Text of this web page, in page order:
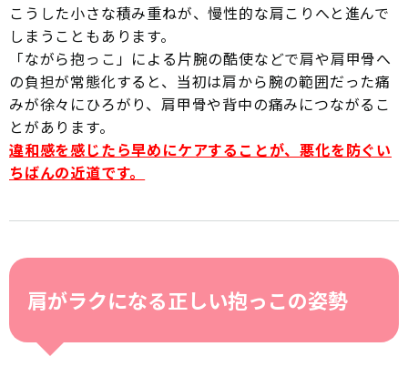
こうした小さな積み重ねが、慢性的な肩こりへと進んで
しまうこともあります。
「ながら抱っこ」による片腕の酷使などで肩や肩甲骨へ
の負担が常態化すると、当初は肩から腕の範囲だった痛
みが徐々にひろがり、肩甲骨や背中の痛みにつながるこ
とがあります。
違和感を感じたら早めにケアすることが、悪化を防ぐい
ちばんの近道です。
肩がラクになる正しい抱っこの姿勢